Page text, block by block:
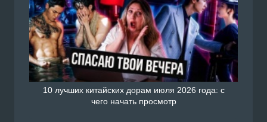
10 лучших китайских дорам июля 2026 года: с
чего начать просмотр